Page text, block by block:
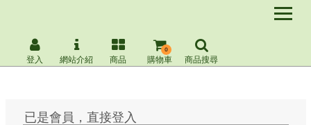
登入 網站介紹 商品 購物車
0
商品搜尋
已是會員，直接登入